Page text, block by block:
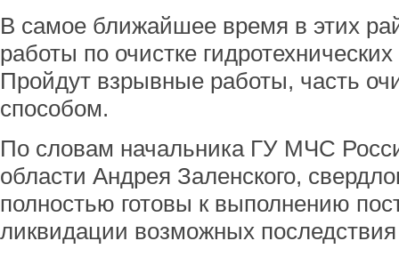
В самое ближайшее время в этих
работы по очистке
Пройдут взрывные работы, часть
способом.
По словам начальника ГУ МЧС
области Андрея Заленского,
полностью готовы к выполнению
ликвидации возможных